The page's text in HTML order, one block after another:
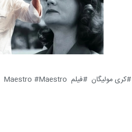
کری مولیگان فیلم Maestro Maestro